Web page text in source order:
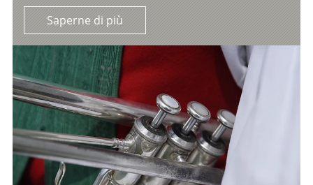
Saperne di più